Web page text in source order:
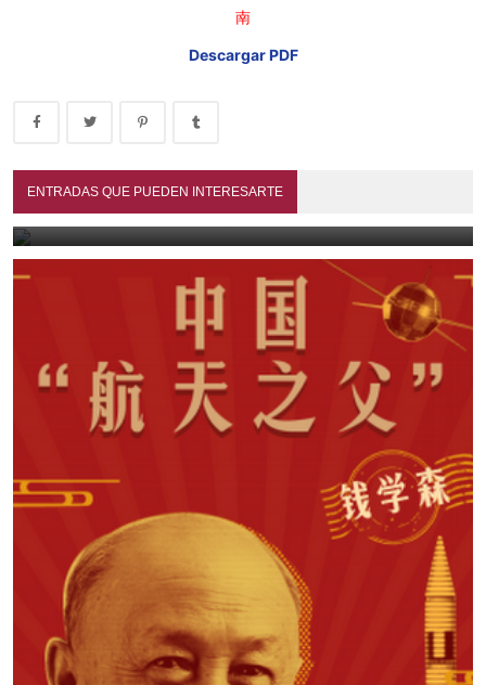
南
Descargar PDF
ENTRADAS QUE PUEDEN INTERESARTE
Mis mayores y paisanos (1990)
July 13, 2026